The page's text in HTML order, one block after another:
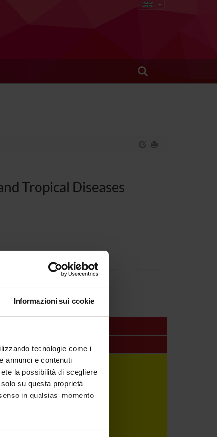
Informazioni sui cookie
tecnologie come i
annunci e contenuti
la possibilità di scegliere
su questa proprietà
in qualsiasi momento
Tropical Diseases
staff
Chiamulera